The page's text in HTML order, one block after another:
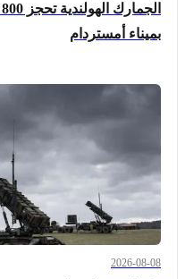
بميناء أمستردام
2026-08-08